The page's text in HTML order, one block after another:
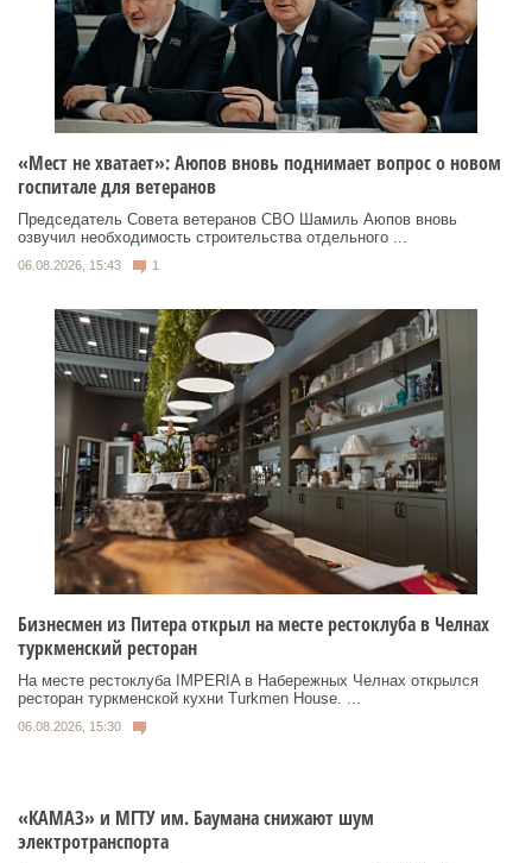
«Мест не хватает»: Аюпов вновь поднимает вопрос о новом
госпитале для ветеранов
Председатель Совета ветеранов СВО Шамиль Аюпов вновь
озвучил необходимость строительства отдельного ...
06.08.2026, 15:43 1
Бизнесмен из Питера открыл на месте рестоклуба в Челнах
туркменский ресторан
На месте рестоклуба IMPERIA в Набережных Челнах открылся
ресторан туркменской кухни Turkmen House. ...
06.08.2026, 15:30
«КАМАЗ» и МГТУ им. Баумана снижают шум
электротранспорта